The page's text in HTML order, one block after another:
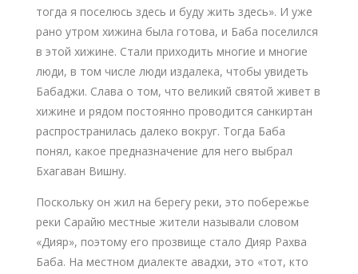
тогда я поселюсь здесь и буду жить здесь». И уже
рано утром хижина была готова, и Баба поселился
в этой хижине. Стали приходить многие и многие
люди, в том числе люди издалека, чтобы увидеть
Бабаджи. Слава о том, что великий святой живет в
хижине и рядом постоянно проводится санкиртан
распространилась далеко вокруг. Тогда Баба
понял, какое предназначение для него выбрал
Бхагаван Вишну.
Поскольку он жил на берегу реки, это побережье
реки Сарайю местные жители называли словом
«Дияр», поэтому его прозвище стало Дияр Рахва
Баба. На местном диалекте авадхи, это «тот, кто